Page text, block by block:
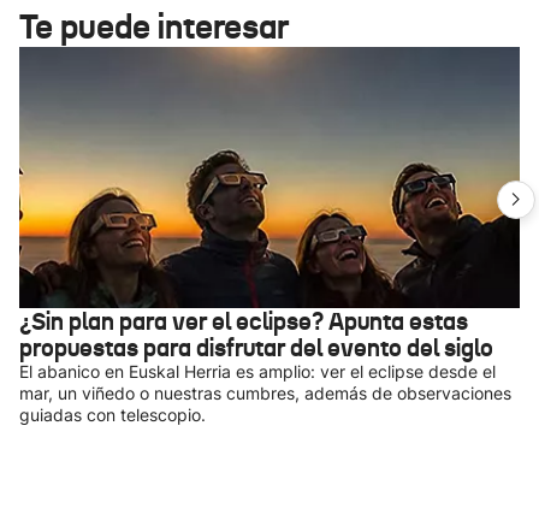
Te puede interesar
¿Sin plan para ver el eclipse? Apunta estas
propuestas para disfrutar del evento del siglo
El abanico en Euskal Herria es amplio: ver el eclipse desde el
mar, un viñedo o nuestras cumbres, además de observaciones
guiadas con telescopio.